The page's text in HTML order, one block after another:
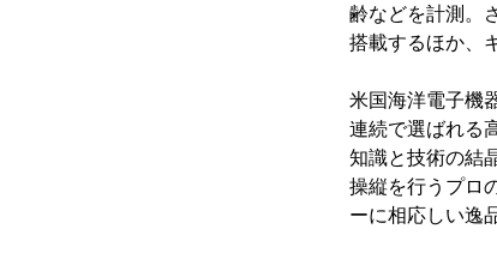
齢などを計測。
搭載するほか、
米国海洋電子機
連続で選ばれる
知識と技術の結
操縦を行うプロ
ーに相応しい逸